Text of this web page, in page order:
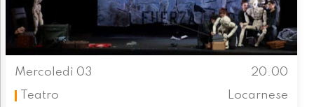
Mercoledì 03
20.00
Teatro
Locarnese